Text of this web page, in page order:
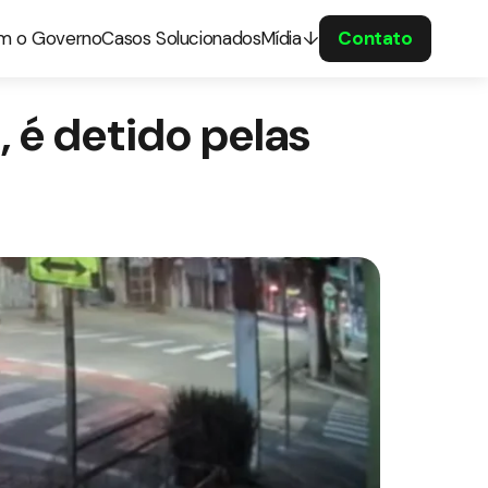
o GovernoCasos SolucionadosMídia Contato
é detido pelas